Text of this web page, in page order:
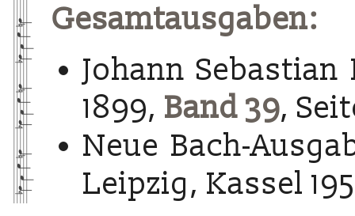
Gesamtausgaben:
Johann Sebastian
1899, Band 39,
Neue Bach-
Leipzig, Kassel